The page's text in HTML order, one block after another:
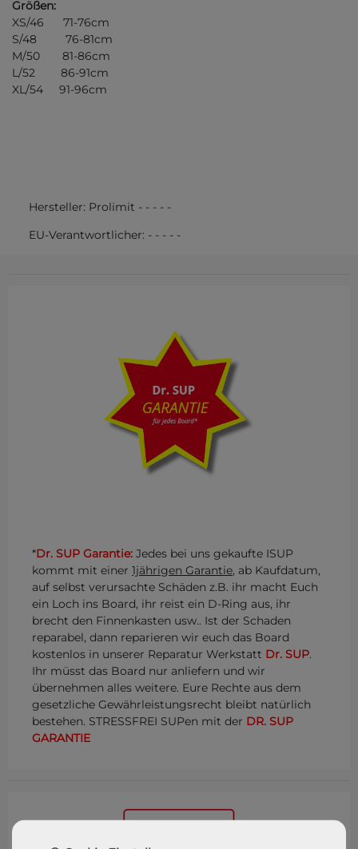
Größen:
XS/46 71-76cm
S/48 76-81cm
M/50 81-86cm
L/52 86-91cm
XL/54 91-96cm
Hersteller: Prolimit - - - - -
EU-Verantwortlicher: - - - - -
*Dr. SUP Garantie: Jedes bei uns gekaufte ISUP
kommt mit einer 1jährigen Garantie, ab Kaufdatum,
auf selbst verursachte Schäden z.B. ihr macht Euch
ein Loch ins Board, ihr reist ein D-Ring aus, ihr
brecht den Finnenkasten usw.. Ist der Schaden
reparabel, dann reparieren wir euch das Board
kostenlos in unserer Reparatur Werkstatt Dr. SUP.
Ihr müsst das Board nur anliefern und wir
übernehmen alles weitere. Eure Rechte aus dem
gesetzliche Gewährleistungsrecht bleibt natürlich
bestehen. STRESSFREI SUPen mit der DR. SUP
GARANTIE